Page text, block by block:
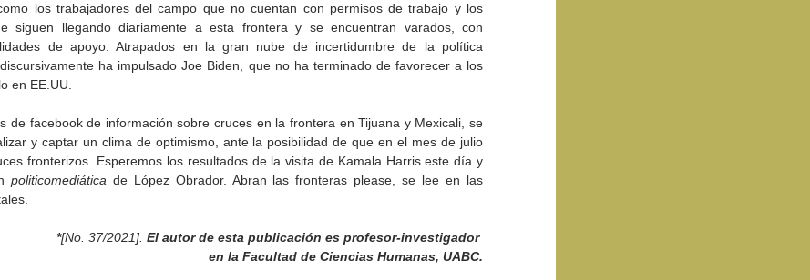
los trabajadores del campo que no cuentan con permisos de trabajo y los
siguen llegando diariamente a esta frontera y se encuentran varados, con
de apoyo. Atrapados en la gran nube de incertidumbre de la política
ha impulsado Joe Biden, que no ha terminado de favorecer a los
en EE.UU.
de facebook de información sobre cruces en la frontera en Tijuana y Mexicali, se
y captar un clima de optimismo, ante la posibilidad de que en el mes de julio
fronterizos. Esperemos los resultados de la visita de Kamala Harris este día y
politicomediática de López Obrador. Abran las fronteras please, se lee en las
*[No. 37/2021]. El autor de esta publicación es profesor-investigador
en la Facultad de Ciencias Humanas, UABC.